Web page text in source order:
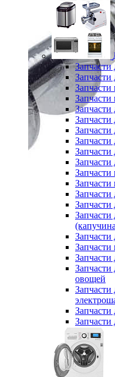
Запчасти
Запчасти
Запчасти
Запчасти
Запчасти
Запчасти
Запчасти
Запчасти
Запчасти
Запчасти
овощей
Запчасти
Запчасти
Запчасти